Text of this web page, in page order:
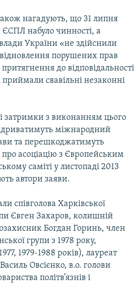
нагадують, що 31 липня
набуло чинності, а
України «не здійснили
порушених прав
до відповідальності
приймали свавільні незаконні
затримки з виконанням цього
міжнародний
та перешкоджатимуть
асоціацію з Європейським
саміті у листопаді 2013
автори заяви.
співголова Харківської
Євген Захаров, колишній
Богдан Горинь, член
групи з 1978 року,
1979-1988 років), лауреат
Овсієнко, в.о. голови
політв’язнів і